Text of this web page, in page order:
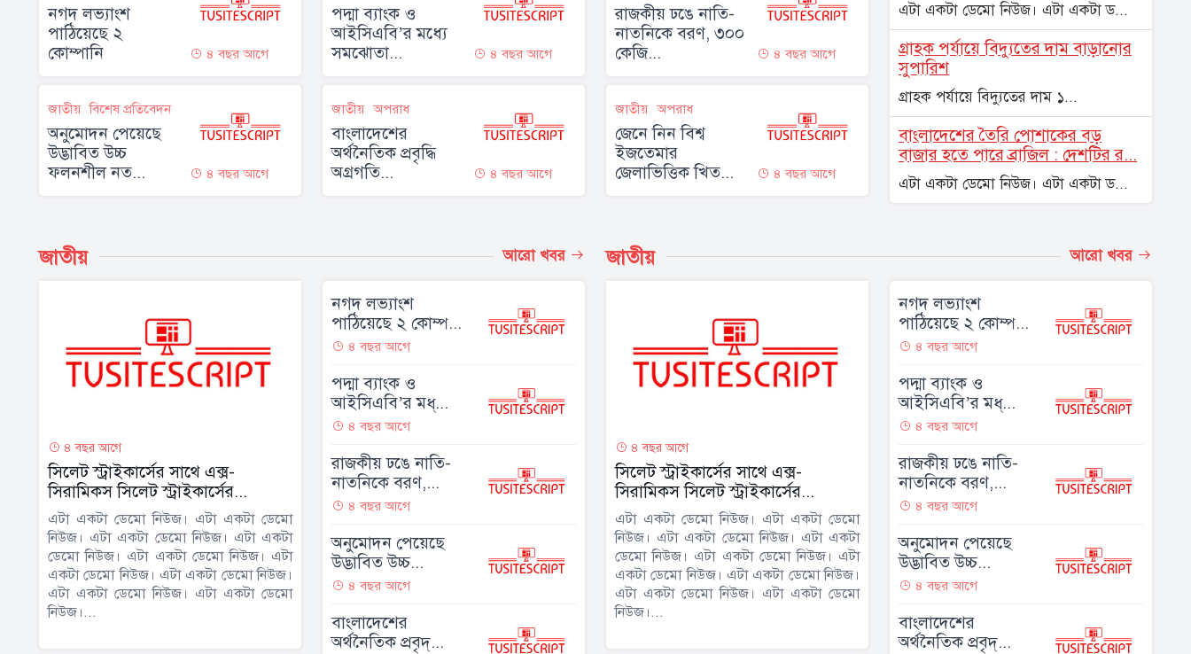
৪ বছর আগে
নগদ লভ্যাংশ
পাঠিয়েছে ২
কোম্পানি
৪ বছর আগে
পদ্মা ব্যাংক ও
আইসিএবি’র মধ্যে
সমঝোতা...
৪ বছর আগে
রাজকীয় ঢঙে নাতি-
নাতনিকে বরণ, ৩০০
কেজি...
৪ বছর আগে
জাতীয় বিশেষ প্রতিবেদন
অনুমোদন পেয়েছে
উদ্ভাবিত উচ্চ
ফলনশীল নত...
৪ বছর আগে
জাতীয় অপরাধ
বাংলাদেশের
অর্থনৈতিক প্রবৃদ্ধি
অগ্রগতি...
৪ বছর আগে
জাতীয় অপরাধ
জেনে নিন বিশ্ব
ইজতেমার
জেলাভিত্তিক খিত...
এটা একটা ডেমো নিউজ। এটা একটা ড...
গ্রাহক পর্যায়ে বিদ্যুতের দাম বাড়ানোর
সুপারিশ
গ্রাহক পর্যায়ে বিদ্যুতের দাম ১...
বাংলাদেশের তৈরি পোশাকের বড়
বাজার হতে পারে ব্রাজিল : দেশটির র...
এটা একটা ডেমো নিউজ। এটা একটা ড...
জাতীয় আরো খবর
৪ বছর আগে
সিলেট স্ট্রাইকার্সের সাথে এক্স-
সিরামিকস সিলেট স্ট্রাইকার্সের...
এটা একটা ডেমো নিউজ। এটা একটা ডেমো
নিউজ। এটা একটা ডেমো নিউজ। এটা একটা
ডেমো নিউজ। এটা একটা ডেমো নিউজ। এটা
একটা ডেমো নিউজ। এটা একটা ডেমো নিউজ।
এটা একটা ডেমো নিউজ। এটা একটা ডেমো
নিউজ।...
নগদ লভ্যাংশ
পাঠিয়েছে ২ কোম্প...
৪ বছর আগে
পদ্মা ব্যাংক ও
আইসিএবি’র মধ্...
৪ বছর আগে
রাজকীয় ঢঙে নাতি-
নাতনিকে বরণ,...
৪ বছর আগে
অনুমোদন পেয়েছে
উদ্ভাবিত উচ্চ...
৪ বছর আগে
বাংলাদেশের
অর্থনৈতিক প্রবৃদ্...
জাতীয় আরো খবর
৪ বছর আগে
সিলেট স্ট্রাইকার্সের সাথে এক্স-
সিরামিকস সিলেট স্ট্রাইকার্সের...
এটা একটা ডেমো নিউজ। এটা একটা ডেমো
নিউজ। এটা একটা ডেমো নিউজ। এটা একটা
ডেমো নিউজ। এটা একটা ডেমো নিউজ। এটা
একটা ডেমো নিউজ। এটা একটা ডেমো নিউজ।
এটা একটা ডেমো নিউজ। এটা একটা ডেমো
নিউজ।...
নগদ লভ্যাংশ
পাঠিয়েছে ২ কোম্প...
৪ বছর আগে
পদ্মা ব্যাংক ও
আইসিএবি’র মধ্...
৪ বছর আগে
রাজকীয় ঢঙে নাতি-
নাতনিকে বরণ,...
৪ বছর আগে
অনুমোদন পেয়েছে
উদ্ভাবিত উচ্চ...
৪ বছর আগে
বাংলাদেশের
অর্থনৈতিক প্রবৃদ্...